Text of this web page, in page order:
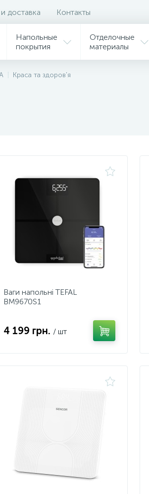
доставка Контакты
Напольные
покрытия
Отделочные
материалы
Краса та здоров'я
Ваги напольні TEFAL
BM9670S1
4 199 грн. / шт